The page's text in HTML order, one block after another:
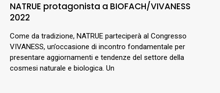
NATRUE protagonista a BIOFACH/VIVANESS
2022
Come da tradizione, NATRUE parteciperà al Congresso
VIVANESS, un’occasione di incontro fondamentale per
presentare aggiornamenti e tendenze del settore della
cosmesi naturale e biologica. Un